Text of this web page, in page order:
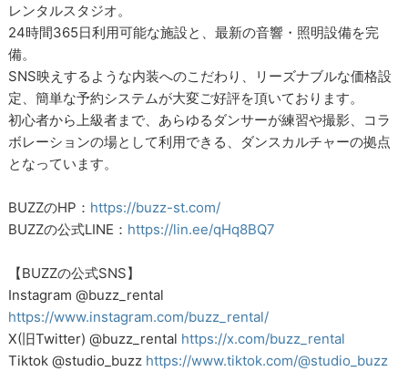
レンタルスタジオ。
24時間365日利用可能な施設と、最新の音響・照明設備を完
備。
SNS映えするような内装へのこだわり、リーズナブルな価格設
定、簡単な予約システムが大変ご好評を頂いております。
初心者から上級者まで、あらゆるダンサーが練習や撮影、コラ
ボレーションの場として利用できる、ダンスカルチャーの拠点
となっています。
BUZZのHP： https://buzz-st.com/
BUZZの公式LINE： https://lin.ee/qHq8BQ7
【BUZZの公式SNS】
Instagram @buzz_rental
https://www.instagram.com/buzz_rental/
X(旧Twitter) @buzz_rental https://x.com/buzz_rental
Tiktok @studio_buzz https://www.tiktok.com/@studio_buzz